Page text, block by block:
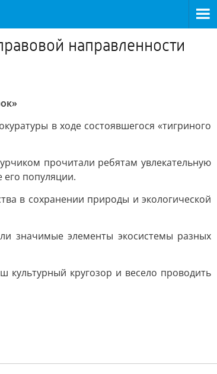
направленности
в ходе состоявшегося «тигриного
прочитали ребятам увлекательную
популяции.
в сохранении природы и экологической
значимые элементы экосистемы разных
кругозор и весело проводить